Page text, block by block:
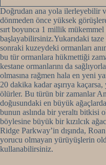
Doğrudan ana yola ilerleyebilir
dönmeden önce yüksek
sırt boyunca 1 millik
başlayabilirsiniz.Yukarıdaki
sonraki kuzeydeki ormanları
bu tür ormanlara hükmettiği
kestane ormanlarını da
olmasına rağmen hala en yeni
20 dakika kadar aşırıya
ölürler. Bu türün bir zamanlar
doğusundaki en büyük
bunun aslında bir yeraltı bitkisi
böylesine büyük bir kızılcık
Ridge Parkway’in dışında,
yorucu olmayan yürüyüşlerin
kullanabilirsiniz.